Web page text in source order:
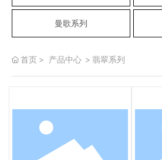
曼歌系列
首页 产品中心 翡翠系列